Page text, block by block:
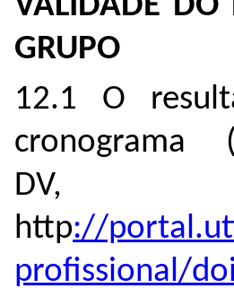
VALIDADE DO
GRUPO
12.1 O
DV,
http://
profissional/